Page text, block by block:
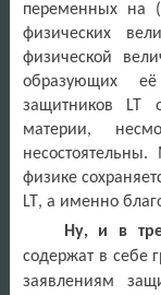
переменных на (
физических
физической
образующих
защитников
LT
материи,
физике
LT , а именно
Ну, и в
содержат в себе
заявлениям